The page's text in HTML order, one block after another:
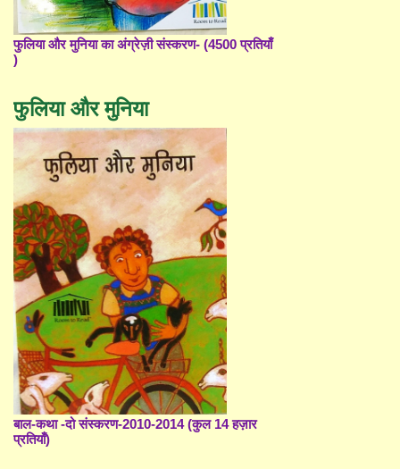
फुलिया और मुनिया का अंग्रेज़ी संस्करण- (4500 प्रतियाँ
)
फुलिया और मुनिया
बाल-कथा -दो संस्करण-2010-2014 (कुल 14 हज़ार
प्रतियाँ)